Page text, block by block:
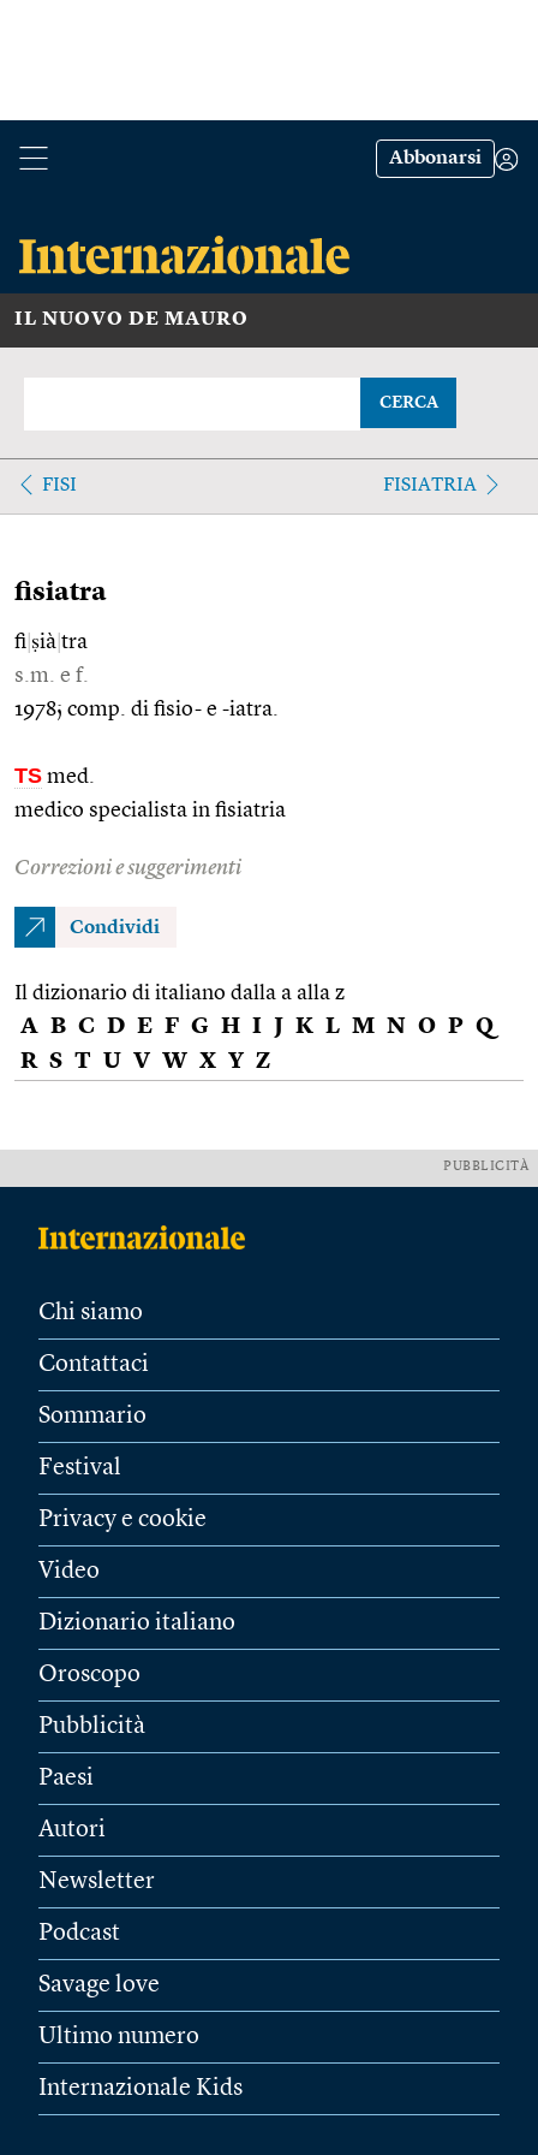
Abbonarsi
IL NUOVO DE MAURO
CERCA
FISI FISIATRIA
fisiatra
fi ṣià tra
s.m. e f.
1978; comp. di fisio- e -iatra.
TS med.
medico specialista in fisiatria
Correzioni e suggerimenti
Condividi
Il dizionario di italiano dalla a alla z
A B C D E F G H I J K L M N O P Q
R S T U V W X Y Z
PUBBLICITÀ
Chi siamo
Contattaci
Sommario
Festival
Privacy e cookie
Video
Dizionario italiano
Oroscopo
Pubblicità
Paesi
Autori
Newsletter
Podcast
Savage love
Ultimo numero
Internazionale Kids